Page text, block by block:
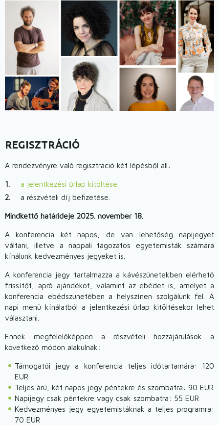
REGISZTRÁCIÓ
A rendezvényre való regisztráció két lépésből áll:
a jelentkezési űrlap kitöltése
a részvételi díj befizetése.
Mindkettő határideje 2025. november 18.
A konferencia két napos, de van lehetőség napijegyet
váltani, illetve a nappali tagozatos egyetemisták számára
kínálunk kedvezményes jegyeket is.
A konferencia jegy tartalmazza a kávészünetekben elérhető
frissítőt, apró ajándékot, valamint az ebédet is, amelyet a
konferencia ebédszünetében a helyszínen szolgálunk fel. A
napi menü kínálatból a jelentkezési űrlap kitöltésekor lehet
választani.
Ennek megfelelőképpen a részvételi hozzájárulások a
következő módon alakulnak:
Támogatói jegy a konferencia teljes időtartamára: 120
EUR
Teljes árú, két napos jegy péntekre és szombatra: 90 EUR
Napijegy csak péntekre vagy csak szombatra: 55 EUR
Kedvezményes jegy egyetemistáknak a teljes programra:
70 EUR